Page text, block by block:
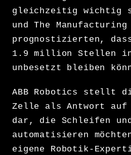
gleichzeitig wichtig
und The
prognostizierten,
1.9 million Stellen
unbesetzt bleiben
ABB Robotics stellt
Zelle als Antwort auf
dar, die Schleifen
automatisieren
eigene Robotik-